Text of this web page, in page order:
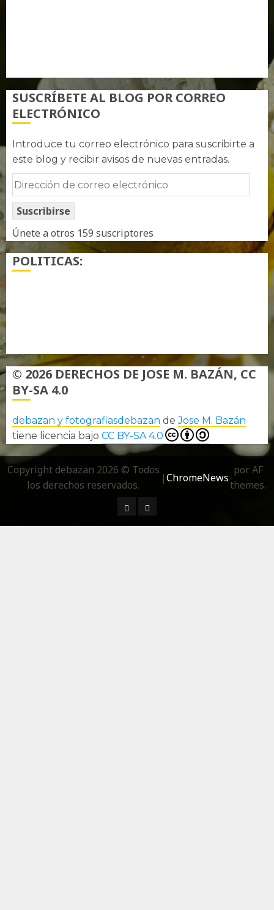
SUSCRÍBETE AL BLOG POR CORREO
ELECTRÓNICO
Introduce tu correo electrónico para suscribirte a
este blog y recibir avisos de nuevas entradas.
Dirección
de
correo
electrónico
Suscribirse
Únete a otros 159 suscriptores
POLITICAS:
© 2026 DERECHOS DE JOSE M. BAZÁN, CC
BY-SA 4.0
debazan y fotografiasdebazan deJose M. Bazán
tiene licencia bajo CC BY-SA 4.0
Copyright debazan 2026 © Todos
los derechos reservados.
|ChromeNews
por AF
themes.
¿ Quién soy…?
Más información sobre las